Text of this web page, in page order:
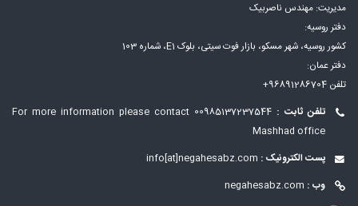
مدیریت: مهندس ناصربیک
دفتر روسیه:
کشور روسیه، شهر مسكو، بازار فوت سيتی، بلوک E1، شماره 103
دفتر عمان:
تلفن 96891286704+
تلفن ثابت : 00985137237544
For more information please contact
Mashhad office
پست الکترونیک : info[at]negahesabz.com
وب : negahesabz.com